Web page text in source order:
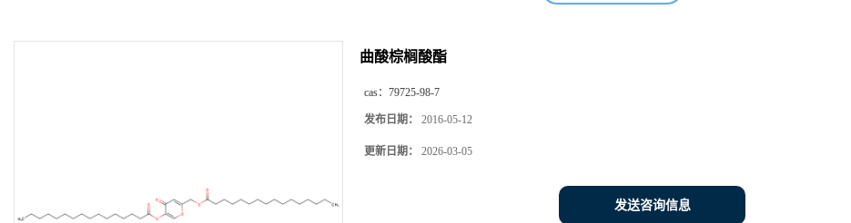
曲酸棕榈酸酯
cas： 79725-98-7
发布日期： 2016-05-12
更新日期： 2026-03-05
发送咨询信息